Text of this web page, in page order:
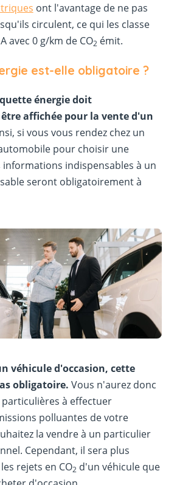
ont l'avantage de ne pas
circulent, ce qui les classe
avec 0 g/km de CO2 émit.
est-elle obligatoire ?
énergie doit
affichée pour la vente d'un
si vous vous rendez chez un
pour choisir une
indispensables à un
seront obligatoirement à
véhicule d'occasion, cette
obligatoire. Vous n'aurez donc
à effectuer
polluantes de votre
la vendre à un particulier
Cependant, il sera plus
rejets en CO2 d'un véhicule que